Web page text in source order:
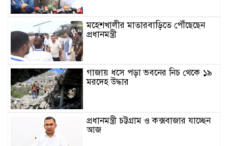
মহেশখালীর মাতারবাড়িতে পৌঁছেছেন
প্রধানমন্ত্রী
গাজায় ধসে পড়া ভবনের নিচ থেকে ১৯
মরদেহ উদ্ধার
প্রধানমন্ত্রী চট্টগ্রাম ও কক্সবাজার যাচ্ছেন
আজ